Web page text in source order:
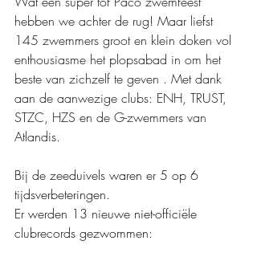
hebben we achter de rug! Maar liefst
145 zwemmers groot en klein doken vol
enthousiasme het plopsabad in om het
beste van zichzelf te geven . Met dank
aan de aanwezige clubs: ENH, TRUST,
STZC, HZS en de G-zwemmers van
Atlandis.
Bij de zeeduivels waren er 5 op 6
tijdsverbeteringen.
Er werden 13 nieuwe niet-officiële
clubrecords gezwommen: